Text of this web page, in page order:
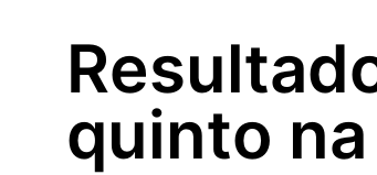
quinto